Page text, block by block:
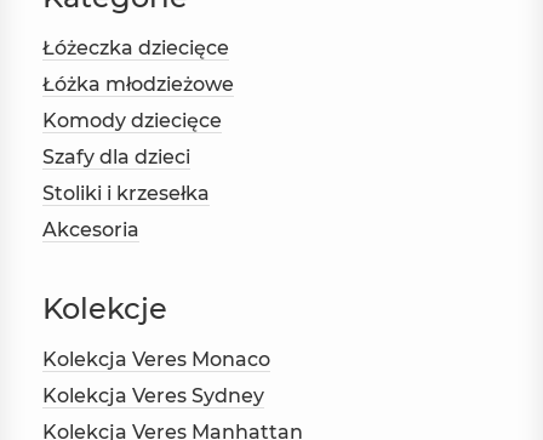
Łóżeczka dziecięce
Łóżka młodzieżowe
Komody dziecięce
Szafy dla dzieci
Stoliki i krzesełka
Akcesoria
Kolekcje
Kolekcja Veres Monaco
Kolekcja Veres Sydney
Kolekcja Veres Manhattan